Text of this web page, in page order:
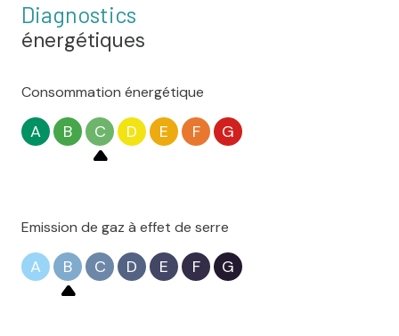
Diagnostics
énergétiques
Consommation énergétique
A B C D E F G
Emission de gaz à effet de serre
A B C D E F G